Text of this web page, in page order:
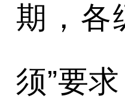
期，各
须”要